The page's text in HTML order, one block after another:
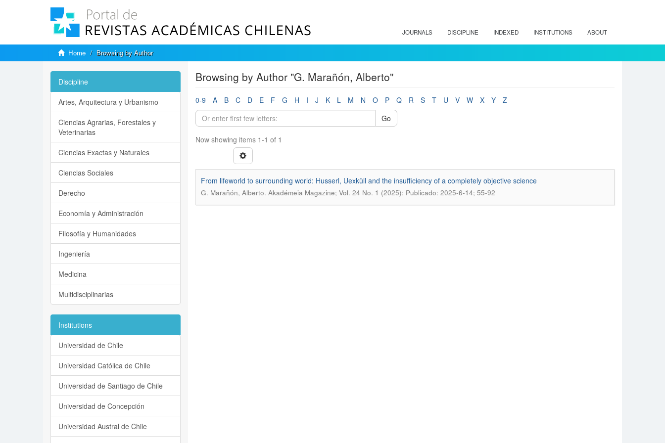
JOURNALS DISCIPLINE INDEXED INSTITUTIONS ABOUT
Home Browsing by Author
Browsing by Author "G. Marañón, Alberto"
0-9 A B C D E F G H I J K L M N O P Q R S T U V W X Y
Z
Go
Now showing items 1-1 of 1
From lifeworld to surrounding world: Husserl, Uexküll and the insufficiency of a completely objective science
G. Marañón, Alberto. Akadémeia Magazine; Vol. 24 No. 1 (2025): Publicado: 2025-6-14; 55-92
Discipline
Artes, Arquitectura y Urbanismo
Ciencias Agrarias, Forestales y
Veterinarias
Ciencias Exactas y Naturales
Ciencias Sociales
Derecho
Economía y Administración
Filosofía y Humanidades
Ingeniería
Medicina
Multidisciplinarias
Institutions
Universidad de Chile
Universidad Católica de Chile
Universidad de Santiago de Chile
Universidad de Concepción
Universidad Austral de Chile